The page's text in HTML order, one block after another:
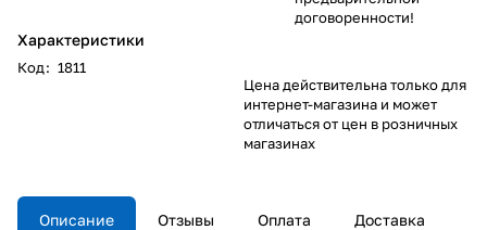
Характеристики
Код: 1811
договоренности!
Цена действительна только для
интернет-магазина и может
отличаться от цен в розничных
магазинах
Описание Отзывы Оплата Доставка